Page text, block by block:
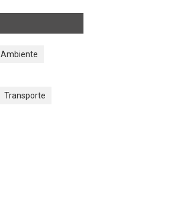
Ambiente
Transporte